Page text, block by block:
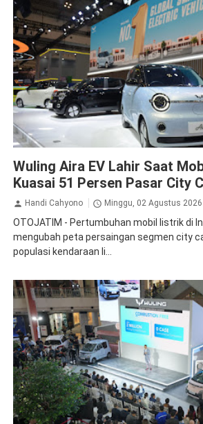
Wuling Aira EV Lahir Saat
Kuasai 51 Persen Pasar City
Handi Cahyono Minggu, 02 Agustus 2026
OTOJATIM - Pertumbuhan mobil listrik di
mengubah peta persaingan segmen city
populasi kendaraan li...